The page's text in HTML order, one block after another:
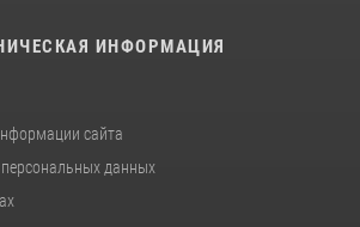
ИНФОРМАЦИЯ
сайта
данных